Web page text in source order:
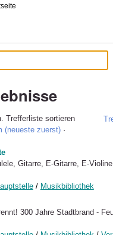
Trefferliste sortieren
(neueste zuerst) ·
Gitarre, E-Gitarre, E-
/ Musikbibliothek
300 Jahre Stadtbrand -